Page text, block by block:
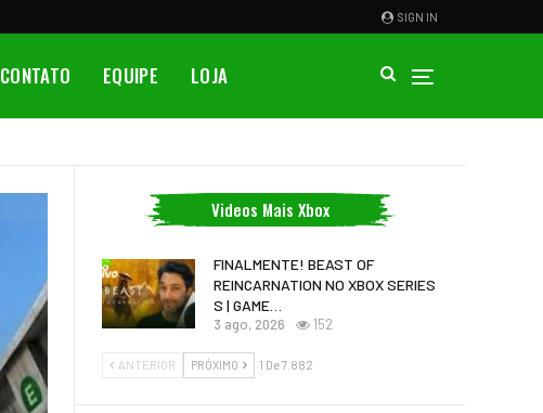
SIGN IN
CONTATO EQUIPE LOJA
Videos Mais Xbox
FINALMENTE! BEAST OF
REINCARNATION NO XBOX SERIES
S | GAME…
3 ago, 2026 152
ANTERIOR PRÓXIMO 1 De 7.882